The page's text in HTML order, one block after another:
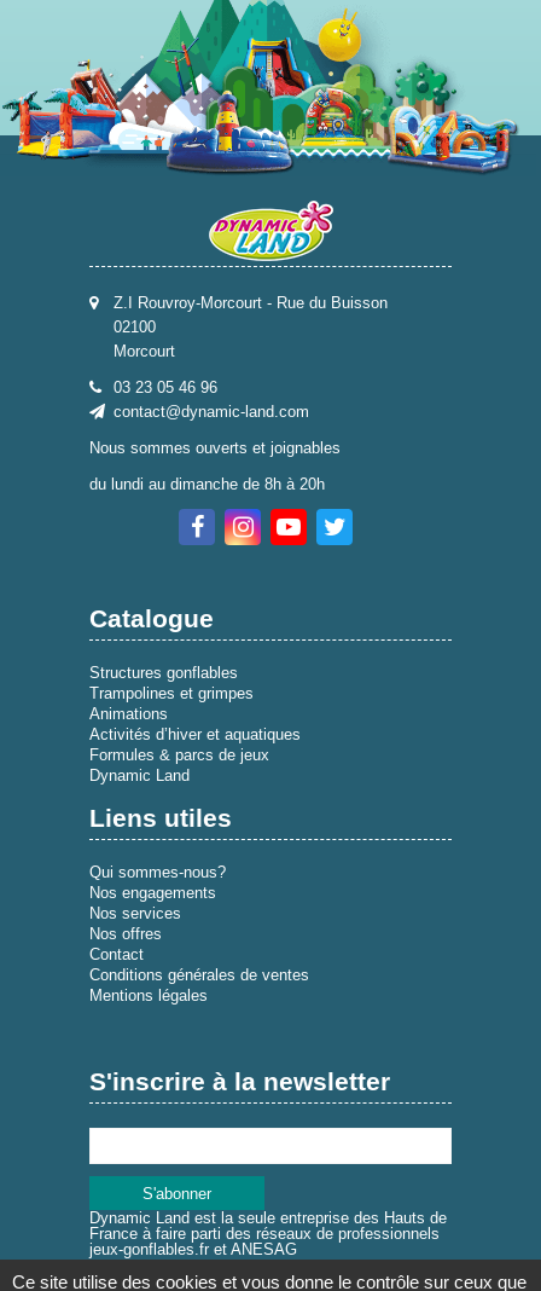
Z.I Rouvroy-Morcourt - Rue du Buisson
02100
Morcourt
03 23 05 46 96
contact@dynamic-land.com
Nous sommes ouverts et joignables
du lundi au dimanche de 8h à 20h
Catalogue
Structures gonflables
Trampolines et grimpes
Animations
Activités d’hiver et aquatiques
Formules & parcs de jeux
Dynamic Land
Liens utiles
Qui sommes-nous?
Nos engagements
Nos services
Nos offres
Contact
Conditions générales de ventes
Mentions légales
S'inscrire à la newsletter
Dynamic Land est la seule entreprise des Hauts de
France à faire parti des réseaux de professionnels
jeux-gonflables.fr et ANESAG
Ce site utilise des cookies et vous donne le contrôle sur ceux que